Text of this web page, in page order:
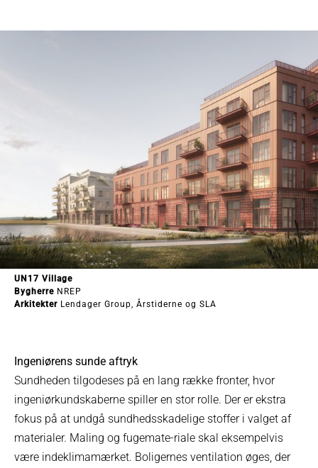
UN17 Village
Bygherre NREP
Arkitekter Lendager Group, Årstiderne og SLA
Ingeniørens sunde aftryk
Sundheden tilgodeses på en lang række fronter, hvor
ingeniørkundskaberne spiller en stor rolle. Der er ekstra
fokus på at undgå sundhedsskadelige stoffer i valget af
materialer. Maling og fugemate-riale skal eksempelvis
være indeklimamærket. Boligernes ventilation øges, der